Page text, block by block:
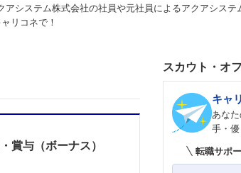
システム株式会社の社員や元社員によるアクアシス
リコネで！
賞与（ボーナス）
スカウト・オ
キャ
あな
手・
転職サポ